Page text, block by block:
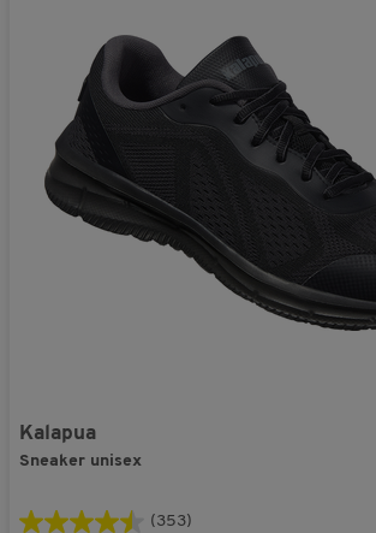
Kalapua
Sneaker unisex
(353)